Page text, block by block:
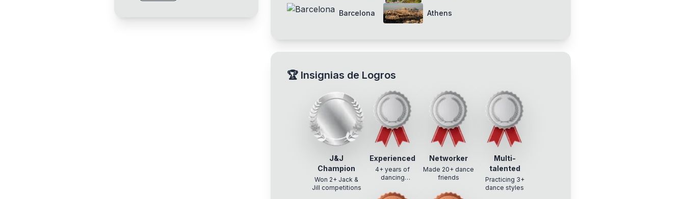
Barcelona Athens
🏆 Insignias de Logros
J&J
Champion
Won 2+ Jack &
Jill competitions
Experienced
4+ years of
dancing
Networker
Made 20+ dance
friends
Multi-
talented
Practicing 3+
dance styles